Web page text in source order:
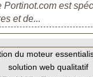
Portinot.com est
et de...
du moteur
solution web qualitatif